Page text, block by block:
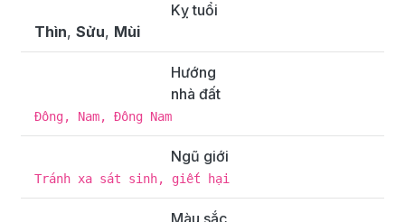
Kỵ tuổi
Thìn, Sửu, Mùi
Hướng
nhà đất
Đông, Nam, Đông Nam
Ngũ giới
Tránh xa sát sinh, giết hại